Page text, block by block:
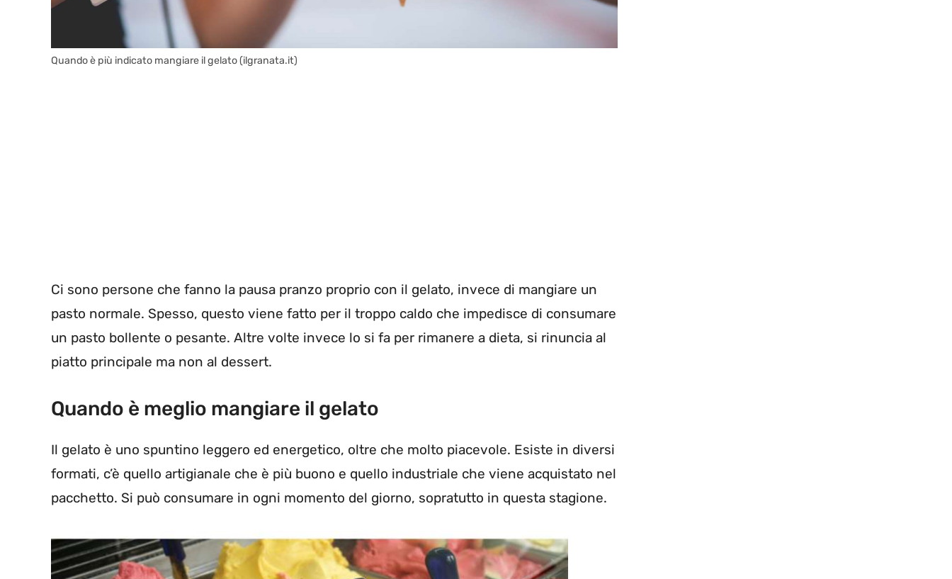
Quando è più indicato mangiare il gelato (ilgranata.it)
Ci sono persone che fanno la pausa pranzo proprio con il gelato, invece di mangiare un
pasto normale. Spesso, questo viene fatto per il troppo caldo che impedisce di consumare
un pasto bollente o pesante. Altre volte invece lo si fa per rimanere a dieta, si rinuncia al
piatto principale ma non al dessert.
Quando è meglio mangiare il gelato
Il gelato è uno spuntino leggero ed energetico, oltre che molto piacevole. Esiste in diversi
formati, c’è quello artigianale che è più buono e quello industriale che viene acquistato nel
pacchetto. Si può consumare in ogni momento del giorno, sopratutto in questa stagione.